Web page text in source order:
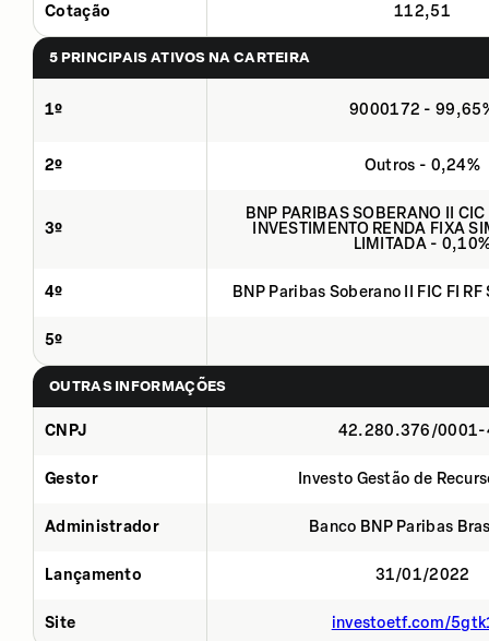
Cotação 112,51
5 PRINCIPAIS ATIVOS NA CARTEIRA
1º 9000172 -
2º Outros - 0,24%
3º
BNP PARIBAS SOBERANO II
INVESTIMENTO RENDA FIXA
LIMITADA -
4º BNP Paribas Soberano II FIC FI
5º
OUTRAS INFORMAÇÕES
CNPJ 42.280.376/0001-
Gestor Investo Gestão de
Administrador Banco BNP Paribas
Lançamento 31/01/2022
Site investoetf.com/